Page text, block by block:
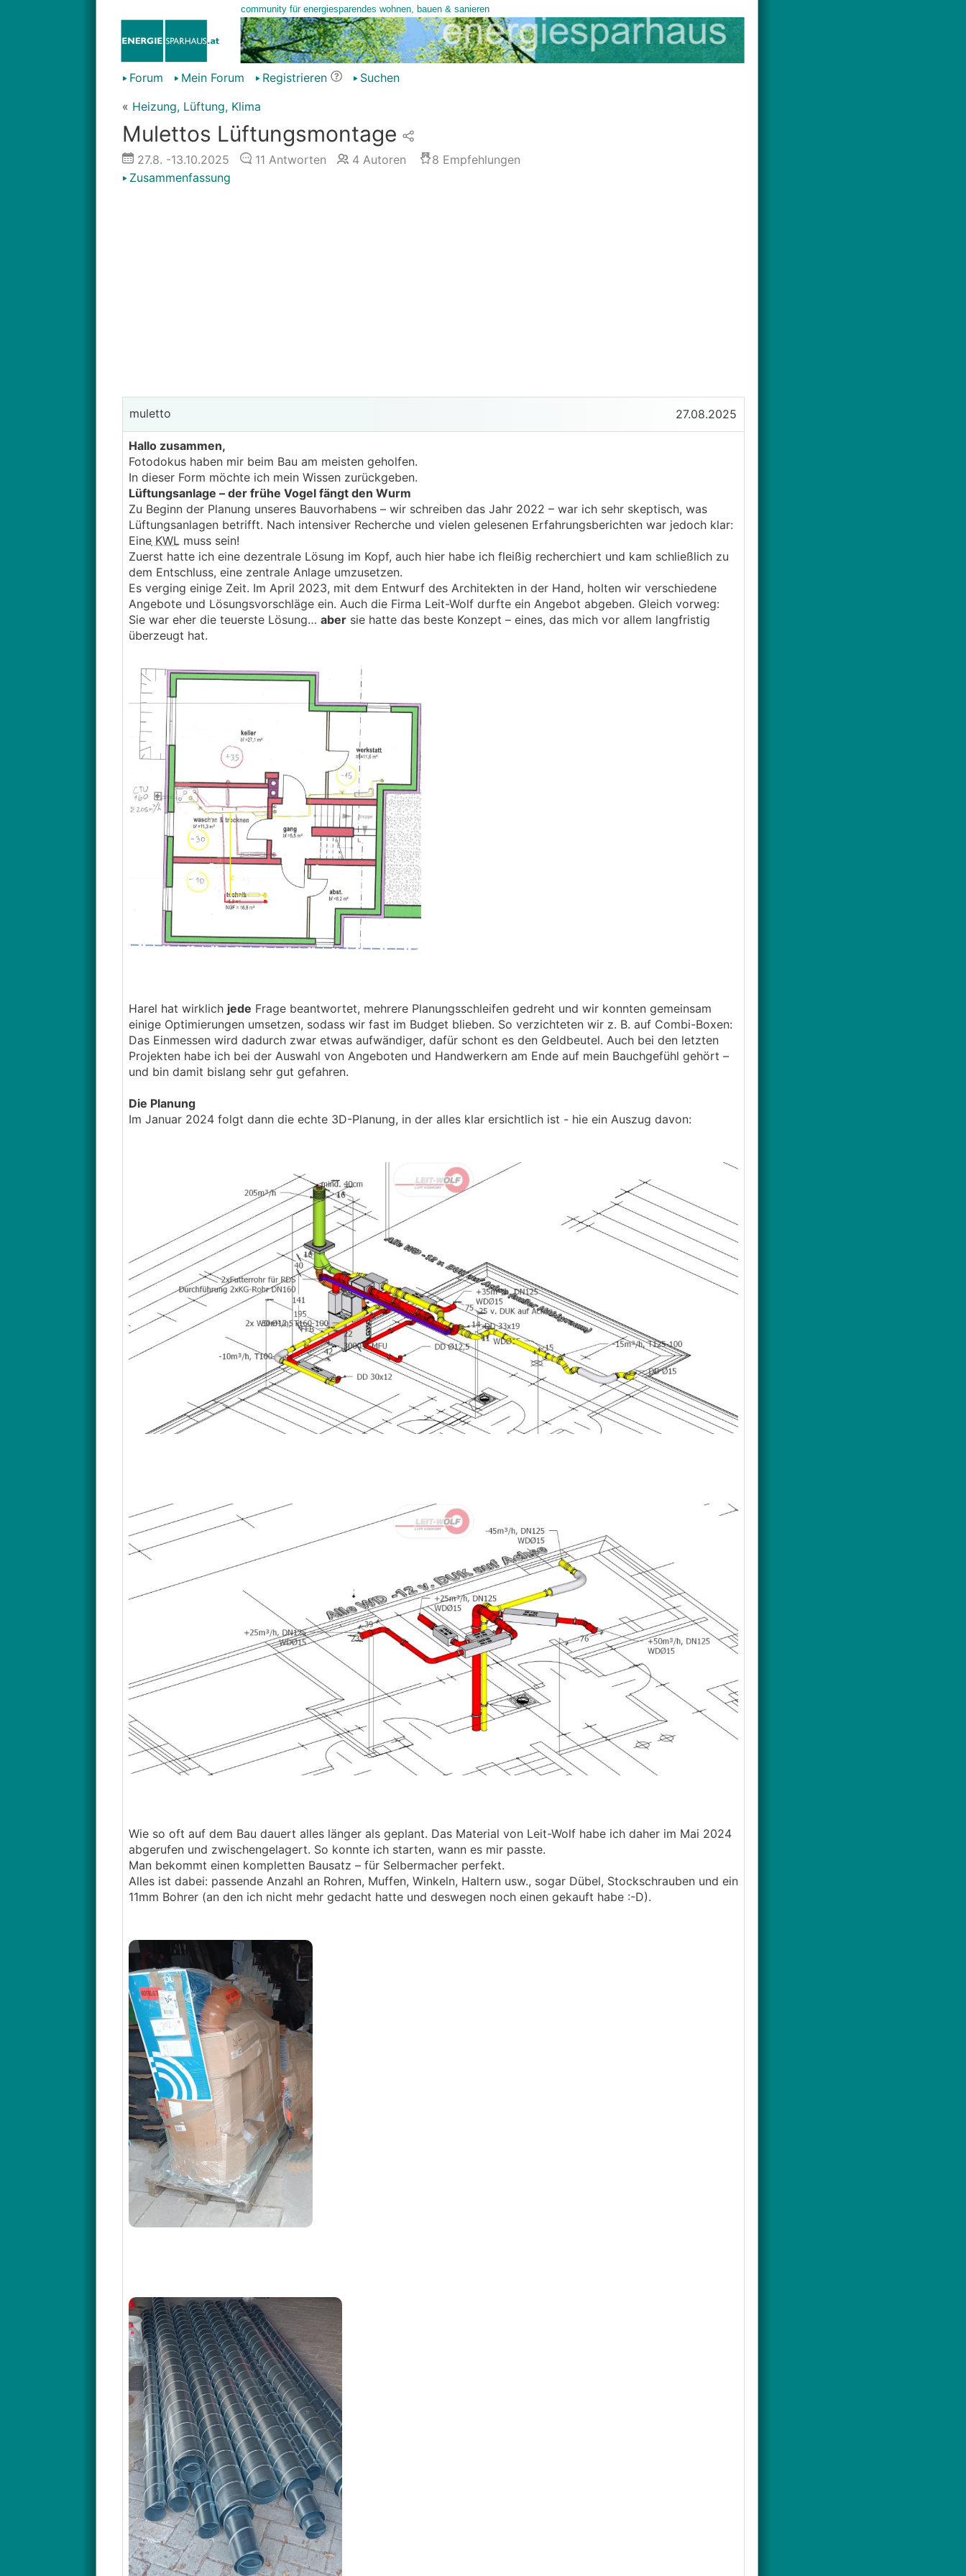
Forum Mein Forum Registrieren
Suchen
« Heizung, Lüftung, Klima
Mulettos Lüftungsmontage
27.8. -13.10.2025 11 Antworten 4Autoren 8 Empfehlungen
Zusammenfassung
muletto 27.08.2025
Hallo zusammen,
Fotodokus haben mir beim Bau am meisten geholfen.
In dieser Form möchte ich mein Wissen zurückgeben.
Lüftungsanlage – der frühe Vogel fängt den Wurm
Zu Beginn der Planung unseres Bauvorhabens – wir schreiben das Jahr 2022 – war ich sehr skeptisch, was
Lüftungsanlagen betrifft. Nach intensiver Recherche und vielen gelesenen Erfahrungsberichten war jedoch klar:
EineKWLmuss sein!
Zuerst hatte ich eine dezentrale Lösung im Kopf, auch hier habe ich fleißig recherchiert und kam schließlich zu
dem Entschluss, eine zentrale Anlage umzusetzen.
Es verging einige Zeit. Im April 2023, mit dem Entwurf des Architekten in der Hand, holten wir verschiedene
Angebote und Lösungsvorschläge ein. Auch die Firma Leit-Wolf durfte ein Angebot abgeben. Gleich vorweg:
Sie war eher die teuerste Lösung… abersie hatte das beste Konzept – eines, das mich vor allem langfristig
überzeugt hat.
Harel hat wirklich jede Frage beantwortet, mehrere Planungsschleifen gedreht und wir konnten gemeinsam
einige Optimierungen umsetzen, sodass wir fast im Budget blieben. So verzichteten wir z. B. auf Combi-Boxen:
Das Einmessen wird dadurch zwar etwas aufwändiger, dafür schont es den Geldbeutel. Auch bei den letzten
Projekten habe ich bei der Auswahl von Angeboten und Handwerkern am Ende auf mein Bauchgefühl gehört –
und bin damit bislang sehr gut gefahren.
Die Planung
Im Januar 2024 folgt dann die echte 3D-Planung, in der alles klar ersichtlich ist - hie ein Auszug davon:
Wie so oft auf dem Bau dauert alles länger als geplant. Das Material von Leit-Wolf habe ich daher im Mai 2024
abgerufen und zwischengelagert. So konnte ich starten, wann es mir passte.
Man bekommt einen kompletten Bausatz – für Selbermacher perfekt.
Alles ist dabei: passende Anzahl an Rohren, Muffen, Winkeln, Haltern usw., sogar Dübel, Stockschrauben und ein
11mm Bohrer (an den ich nicht mehr gedacht hatte und deswegen noch einen gekauft habe :-D).